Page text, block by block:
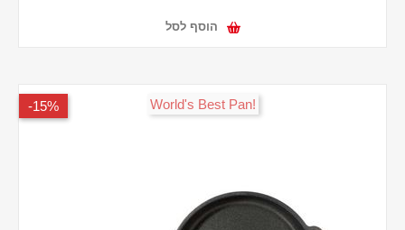
הוסף לסל
15%- !World's Best Pan